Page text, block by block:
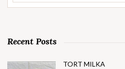
Recent Posts
TORT MILKA